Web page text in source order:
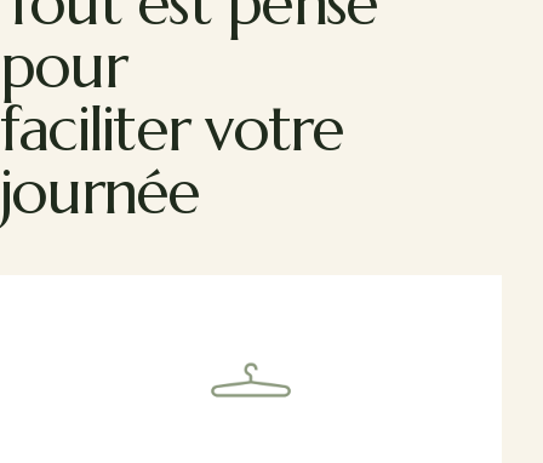
pour
faciliter votre
journée